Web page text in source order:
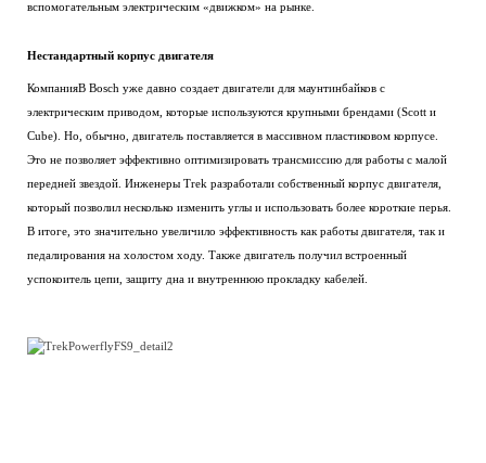
вспомогательным электрическим «движком» на рынке.
Нестандартный корпус двигателя
КомпанияВ Bosch уже давно создает двигатели для маунтинбайков с
электрическим приводом, которые используются крупными брендами (Scott и
Cube). Но, обычно, двигатель поставляется в массивном пластиковом корпусе.
Это не позволяет эффективно оптимизировать трансмиссию для работы с малой
передней звездой. Инженеры Trek разработали собственный корпус двигателя,
который позволил несколько изменить углы и использовать более короткие перья.
В итоге, это значительно увеличило эффективность как работы двигателя, так и
педалирования на холостом ходу. Также двигатель получил встроенный
успокоитель цепи, защиту дна и внутреннюю прокладку кабелей.